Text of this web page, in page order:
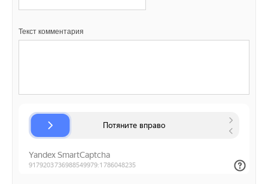
Текст комментария